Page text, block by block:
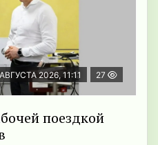
2026, 11:11 27
поездкой